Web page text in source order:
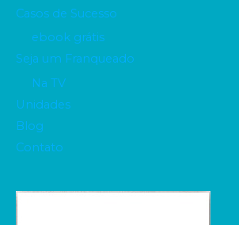
Casos de Sucesso
ebook grátis
Seja um Franqueado
Na TV
Unidades
Blog
Contato